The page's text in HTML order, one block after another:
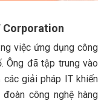
Corporation
việc ứng dụng công
Ông đã tập trung vào
giải pháp IT khiến
công nghệ hàng